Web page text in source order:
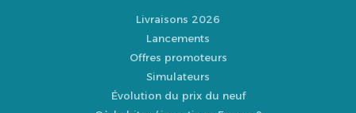
Livraisons 2026
Lancements
Offres promoteurs
Simulateurs
Évolution du prix du neuf